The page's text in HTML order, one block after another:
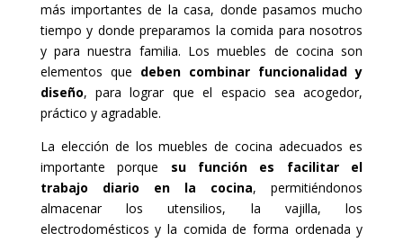
más importantes de la casa, donde pasamos mucho
tiempo y donde preparamos la comida para nosotros
y para nuestra familia. Los muebles de cocina son
elementos que deben combinar funcionalidad y
diseño, para lograr que el espacio sea acogedor,
práctico y agradable.
La elección de los muebles de cocina adecuados es
importante porque su función es facilitar el
trabajo diario en la cocina, permitiéndonos
almacenar los utensilios, la vajilla, los
electrodomésticos y la comida de forma ordenada y